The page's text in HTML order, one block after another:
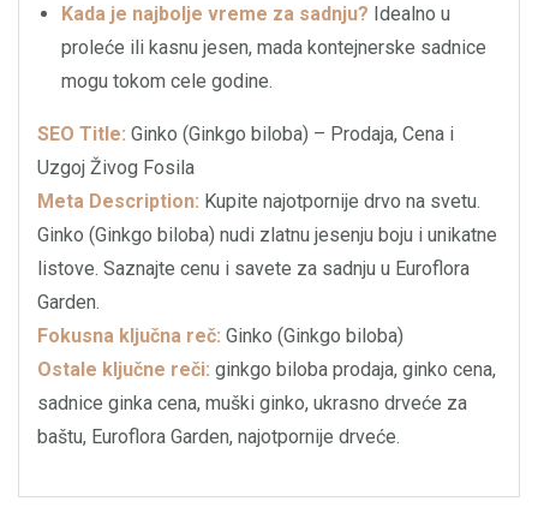
Kada je najbolje vreme za sadnju? Idealno u
proleće ili kasnu jesen, mada kontejnerske sadnice
mogu tokom cele godine.
SEO Title: Ginko (Ginkgo biloba) – Prodaja, Cena i
Uzgoj Živog Fosila
Meta Description: Kupite najotpornije drvo na svetu.
Ginko (Ginkgo biloba) nudi zlatnu jesenju boju i unikatne
listove. Saznajte cenu i savete za sadnju u Euroflora
Garden.
Fokusna ključna reč: Ginko (Ginkgo biloba)
Ostale ključne reči: ginkgo biloba prodaja, ginko cena,
sadnice ginka cena, muški ginko, ukrasno drveće za
baštu, Euroflora Garden, najotpornije drveće.